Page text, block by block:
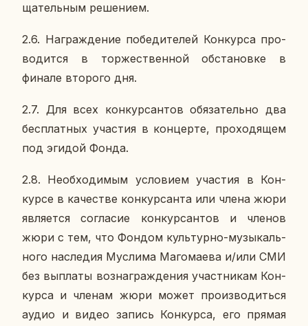
ща­тель­ным ре­ше­ни­ем.
2.6. На­граж­де­ние по­бе­ди­те­лей Кон­кур­са про­
во­дит­ся в тор­же­ствен­ной об­ста­нов­ке в
финале вто­ро­го дня.
2.7. Для всех кон­кур­сан­тов обя­за­тель­но два
бес­плат­ных уча­стия в кон­цер­те, про­хо­дя­щем
под эгидой Фонда.
2.8. Необ­хо­ди­мым усло­ви­ем уча­стия в Кон­
кур­се в ка­че­стве кон­кур­сан­та или члена жюри
яв­ля­ет­ся со­гла­сие кон­кур­сан­тов и членов
жюри с тем, что Фондом куль­тур­но-му­зы­каль­
но­го на­сле­дия Му­сли­ма Ма­го­ма­е­ва и/или СМИ
без вы­пла­ты воз­на­граж­де­ния участ­ни­кам Кон­
кур­са и членам жюри может про­из­во­дить­ся
аудио и видео запись Кон­кур­са, его прямая